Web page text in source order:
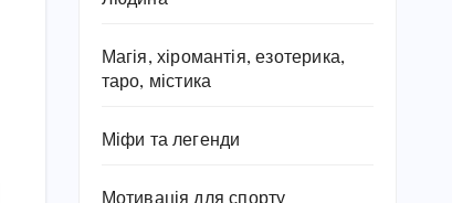
Магія, хіромантія, езотерика,
таро, містика
Міфи та легенди
Мотивація для спорту